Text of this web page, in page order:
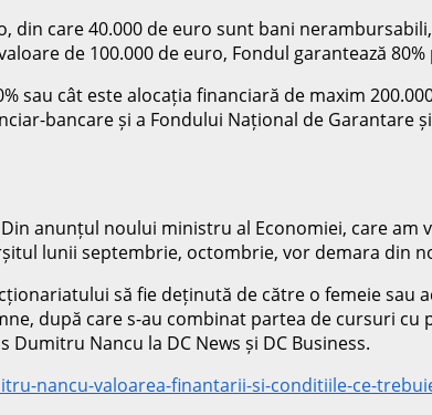
din care 40.000 de euro sunt bani
de 100.000 de euro, Fondul garantează
sau cât este alocația financiară de maxim
bancare și a Fondului Național de
anunțul noului ministru al Economiei, care
lunii septembrie, octombrie, vor demara din
să fie deținută de către o femeie sau
după care s-au combinat partea de cursuri
Nancu la DC News și DC Business.
nancu-valoarea-finantarii-si-conditiile-ce-